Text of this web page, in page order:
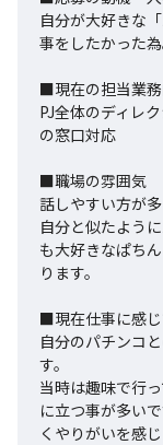
自分が大好きな
事をしたかった為
■現在の担当業
PJ全体のディレ
の窓口対応
■職場の雰囲気
話しやすい方が
自分と似たよう
も大好きなぱち
ります。
■現在仕事に感
自分のパチンコ
す。
当時は趣味で行
に立つ事が多い
くやりがいを感じ